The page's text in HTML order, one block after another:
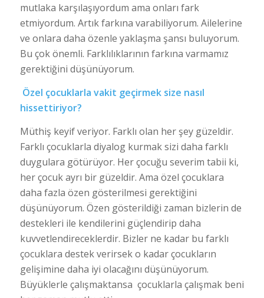
mutlaka karşılaşıyordum ama onları fark
etmiyordum. Artık farkına varabiliyorum. Ailelerine
ve onlara daha özenle yaklaşma şansı buluyorum.
Bu çok önemli. Farklılıklarının farkına varmamız
gerektiğini düşünüyorum.
Özel çocuklarla vakit geçirmek size nasıl
hissettiriyor?
Müthiş keyif veriyor. Farklı olan her şey güzeldir.
Farklı çocuklarla diyalog kurmak sizi daha farklı
duygulara götürüyor. Her çocuğu severim tabii ki,
her çocuk ayrı bir güzeldir. Ama özel çocuklara
daha fazla özen gösterilmesi gerektiğini
düşünüyorum. Özen gösterildiği zaman bizlerin de
destekleri ile kendilerini güçlendirip daha
kuvvetlendireceklerdir. Bizler ne kadar bu farklı
çocuklara destek verirsek o kadar çocukların
gelişimine daha iyi olacağını düşünüyorum.
Büyüklerle çalışmaktansa çocuklarla çalışmak beni